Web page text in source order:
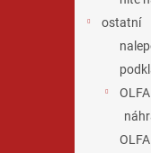
ostatní